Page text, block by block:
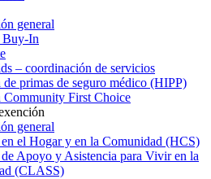
general
Buy-In
– coordinación de servicios
de primas de seguro médico (HIPP)
Community First Choice
general
el Hogar y en la Comunidad (HCS)
Apoyo y Asistencia para Vivir en la
(CLASS)